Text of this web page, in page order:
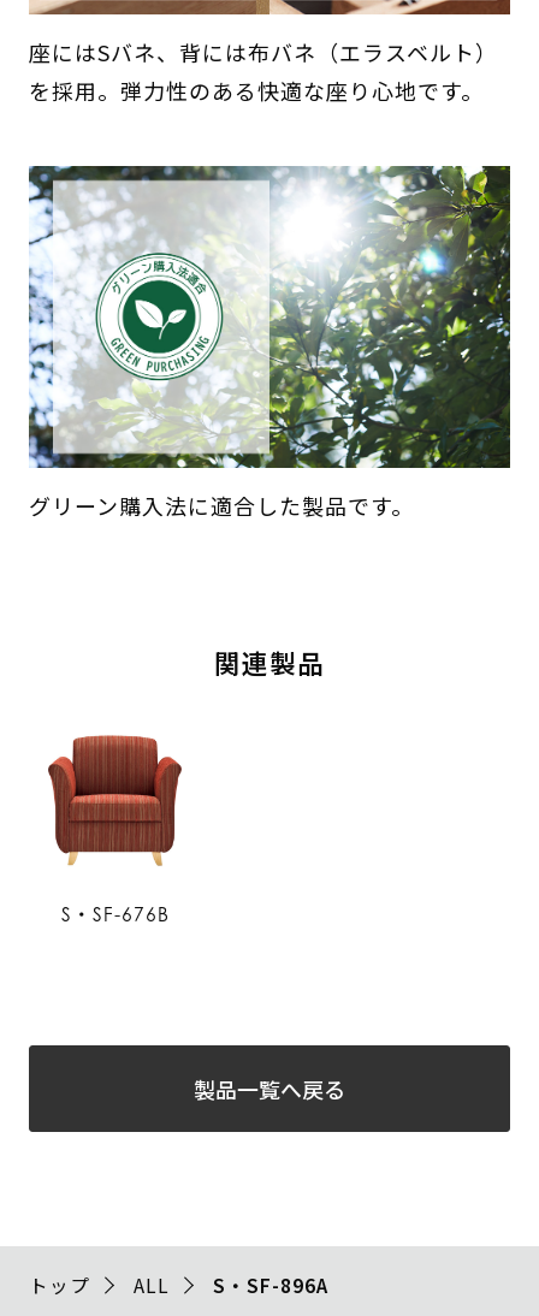
座にはSバネ、背には布バネ（エラスベルト）
を採用。弾力性のある快適な座り心地です。
グリーン購入法に適合した製品です。
関連製品
S・SF-676B
製品一覧へ戻る
トップ ALL S・SF-896A